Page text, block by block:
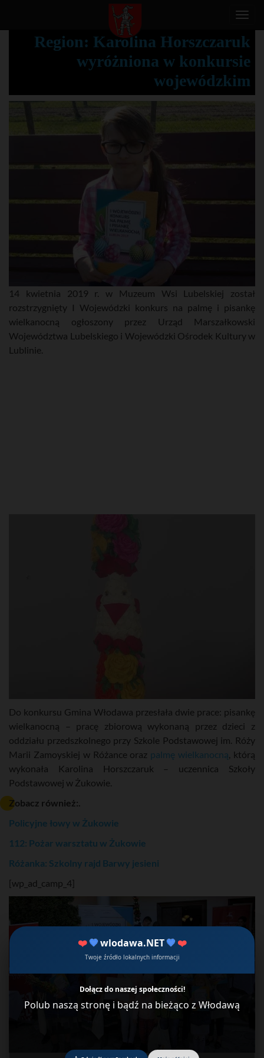
T
g
g
e
n
❤️ 💙wlodawa.NET 💙❤️
Twoje źródło lokalnych informacji
Dołącz do naszej społeczności!
Polub naszą stronę i bądź na bieżąco z Włodawą
Region: Karolina Horszczaruk
wyróżniona w konkursie
wojewódzkim
14 kwietnia 2019 r. w Muzeum Wsi Lubelskiej został
rozstrzygnięty I Wojewódzki konkurs na palmę i pisankę
wielkanocną ogłoszony przez Urząd Marszałkowski
Województwa Lubelskiego i Wojewódzki Ośrodek Kultury w
Lublinie.
Do konkursu Gmina Włodawa przesłała dwie prace: pisankę
wielkanocną – pracę zbiorową wykonaną przez dzieci z
oddziału przedszkolnego przy Szkole Podstawowej im. Róży
Marii Zamoyskiej w Różance oraz palmę wielkanocną , którą
wykonała Karolina Horszczaruk – uczennica Szkoły
Podstawowej w Żukowie.
Zobacz również:.
Policyjne łowy w Żukowie
112: Pożar warsztatu w Żukowie
Różanka: Szkolny rajd Barwy jesieni
[wp_ad_camp_4]